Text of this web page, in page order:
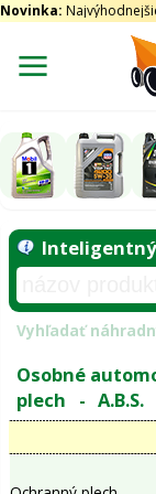
Novinka:
Vyhľadať